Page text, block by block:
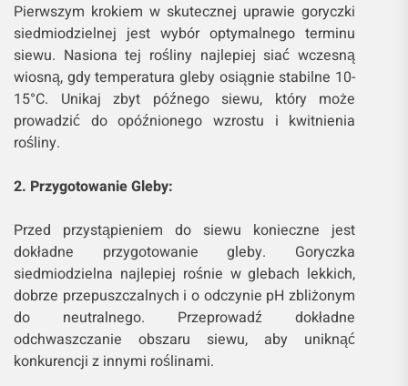
Pierwszym krokiem w skutecznej uprawie goryczki
siedmiodzielnej jest wybór optymalnego terminu
siewu. Nasiona tej rośliny najlepiej siać wczesną
wiosną, gdy temperatura gleby osiągnie stabilne 10-
15°C. Unikaj zbyt późnego siewu, który może
prowadzić do opóźnionego wzrostu i kwitnienia
rośliny.
2. Przygotowanie Gleby:
Przed przystąpieniem do siewu konieczne jest
dokładne przygotowanie gleby. Goryczka
siedmiodzielna najlepiej rośnie w glebach lekkich,
dobrze przepuszczalnych i o odczynie pH zbliżonym
do neutralnego. Przeprowadź dokładne
odchwaszczanie obszaru siewu, aby uniknąć
konkurencji z innymi roślinami.